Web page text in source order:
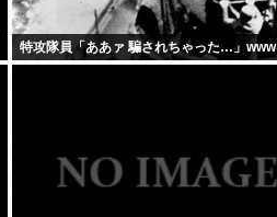
特攻隊員「ああァ 騙されちゃった…」www